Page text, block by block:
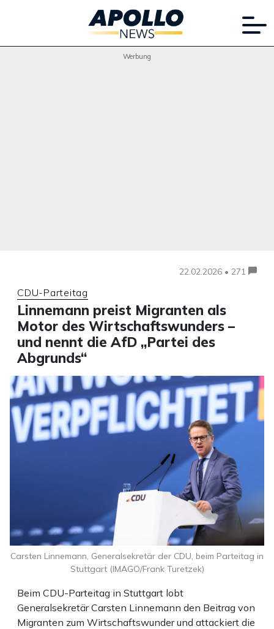
Werbung
22.02.2026 • 271
CDU-Parteitag
Linnemann preist Migranten als
Motor des Wirtschaftswunders –
und nennt die AfD „Partei des
Abgrunds“
Beim CDU-Parteitag in Stuttgart lobt
Generalsekretär Carsten Linnemann den Beitrag von
Migranten zum Wirtschaftswunder und attackiert die
Carsten Linnemann, Generalsekretär der CDU, beim Parteitag in
Stuttgart (IMAGO/Frank Turetzek)